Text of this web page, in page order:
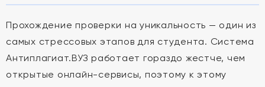
Прохождение проверки на уникальность — один из
самых стрессовых этапов для студента. Система
Антиплагиат.ВУЗ работает гораздо жестче, чем
открытые онлайн-сервисы, поэтому к этому